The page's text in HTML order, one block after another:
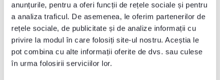
anunțurile, pentru a oferi funcții de rețele sociale și pentru
a analiza traficul. De asemenea, le oferim partenerilor de
rețele sociale, de publicitate și de analize informații cu
privire la modul în care folosiți site-ul nostru. Aceștia le
pot combina cu alte informații oferite de dvs. sau culese
în urma folosirii serviciilor lor.
Lichidare stoc Lichidare stoc